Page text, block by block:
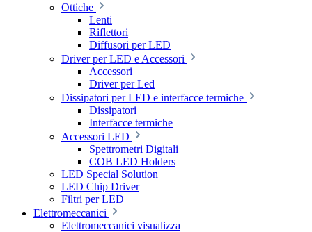
Ottiche
Lenti
Riflettori
Diffusori per LED
Driver per LED e Accessori
Accessori
Driver per Led
Dissipatori per LED e interfacce termiche
Dissipatori
Interfacce termiche
Accessori LED
Spettrometri Digitali
COB LED Holders
LED Special Solution
LED Chip Driver
Filtri per LED
Elettromeccanici
Elettromeccanici visualizza